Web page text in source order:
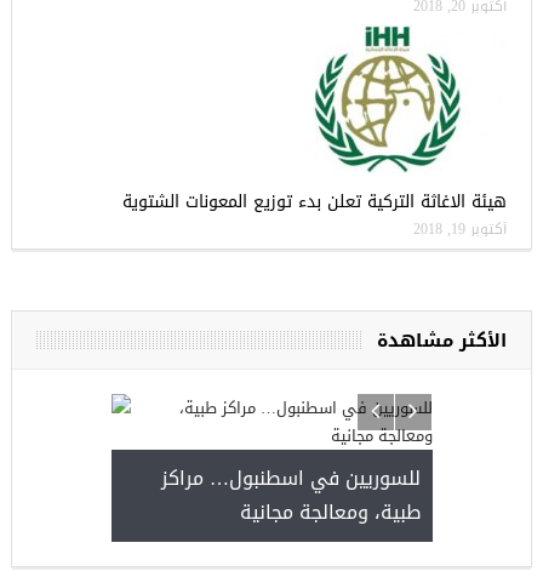
أكتوبر 20, 2018
هيئة الاغاثة التركية تعلن بدء توزيع المعونات الشتوية
أكتوبر 19, 2018
الأكثر مشاهدة
للسوريين في اسطنبول… مراكز
طبية، ومعالجة مجانية